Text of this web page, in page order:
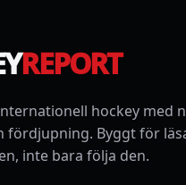
REPORT
hockey med
fördjupning. Byggt för
inte bara följa den.